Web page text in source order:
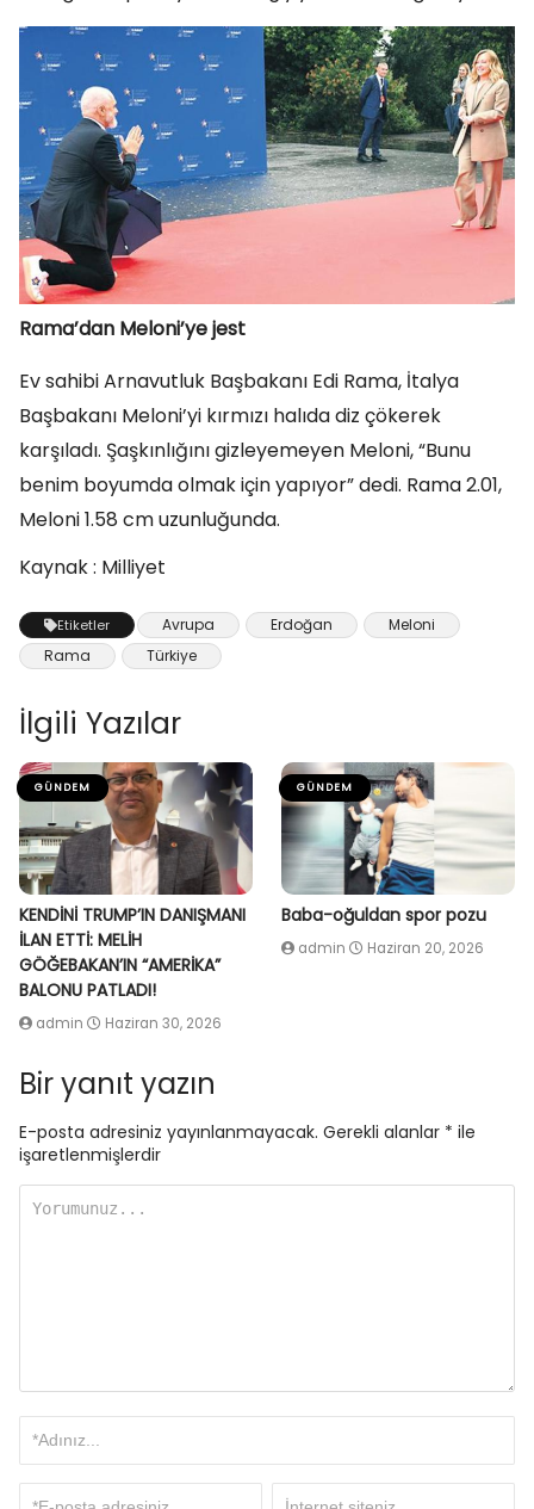
Rama’dan Meloni’ye jest
Ev sahibi Arnavutluk Başbakanı Edi Rama, İtalya
Başbakanı Meloni’yi kırmızı halıda diz çökerek
karşıladı. Şaşkınlığını gizleyemeyen Meloni, “Bunu
benim boyumda olmak için yapıyor” dedi. Rama 2.01,
Meloni 1.58 cm uzunluğunda.
Kaynak : Milliyet
Etiketler Avrupa Erdoğan
Meloni
Rama
Türkiye
İlgili Yazılar
GÜNDEM
KENDİNİ TRUMP’IN DANIŞMANI
İLAN ETTİ: MELİH
GÖĞEBAKAN’IN “AMERİKA”
BALONU PATLADI!
admin Haziran 30, 2026
GÜNDEM
Baba-oğuldan spor pozu
admin Haziran 20, 2026
Bir yanıt yazın
E-posta adresiniz yayınlanmayacak. Gerekli alanlar * ile
işaretlenmişlerdir